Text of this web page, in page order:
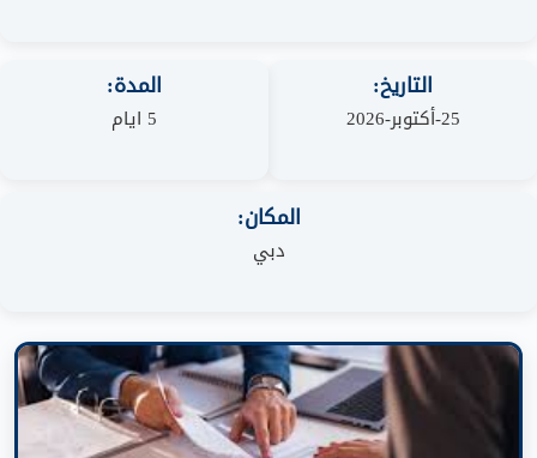
التاريخ:
25-أكتوبر-2026
المدة:
5 ايام
المكان:
دبي